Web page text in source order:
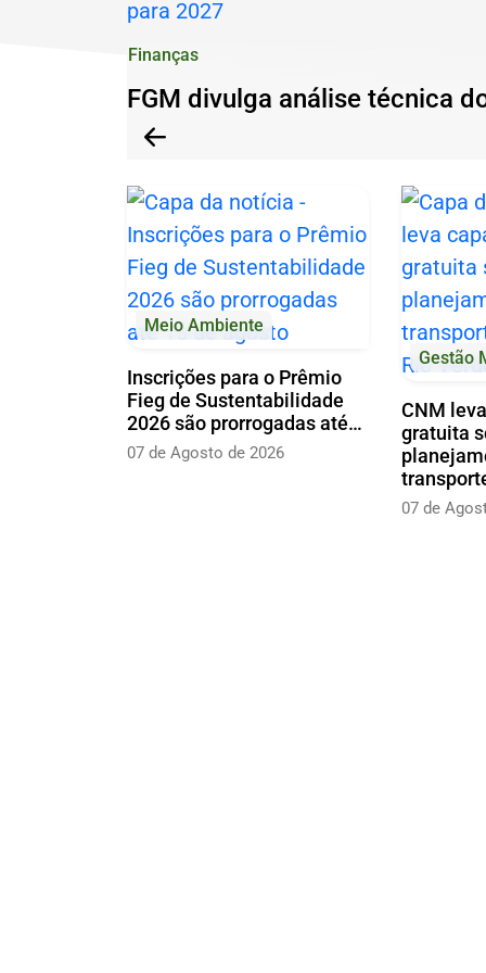
Ir
para
o
rodapé
Finanças
FGM divulga análise técnica
Anterior
Meio Ambiente
Inscrições para o Prêmio
Fieg de Sustentabilidade
2026 são prorrogadas até…
07 de Agosto de 2026
Gestão
CNM
gratuita
07 de